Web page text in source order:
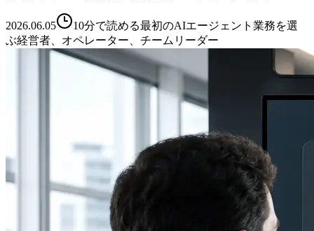
2026.06.05 10分で読める最初のAIエージェント業務を選
ぶ経営者、オペレーター、チームリーダー